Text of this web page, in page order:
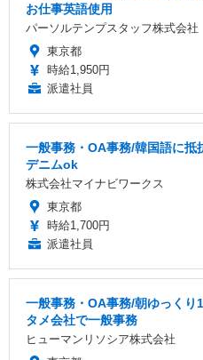
お仕事英語使用
パーソルテンプスタッフ株式会社
東京都
時給1,950円
派遣社員
一般事務・OA事務/韓国語に
デニムok
株式会社マイナビワークス
東京都
時給1,700円
派遣社員
一般事務・OA事務/朝ゆっくり
タメ会社で一般事務
ヒューマンリソシア株式会社